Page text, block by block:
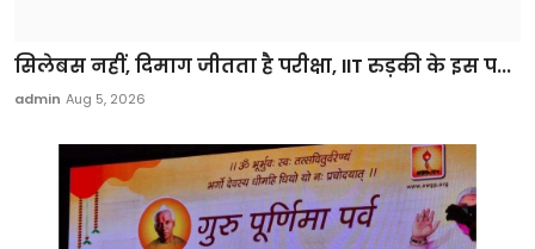
सिलेबस नहीं, दिमाग जीतता है परीक्षा, IIT रुड़की के इस प...
admin Aug 5, 2026